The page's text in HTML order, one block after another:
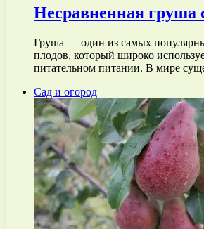
Несравненная груша
Груша — один из самых
плодов, который широко
питательном питании. В мире
Сад и огород